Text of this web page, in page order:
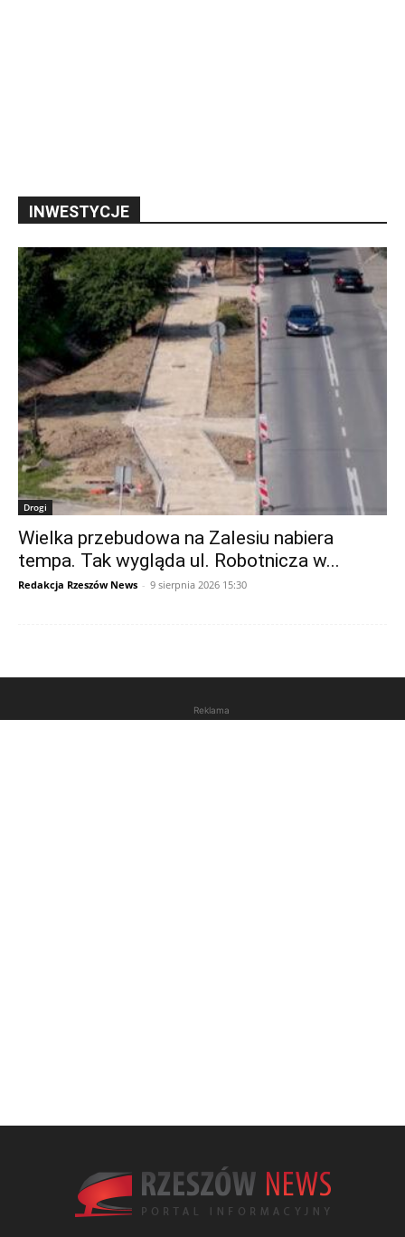
INWESTYCJE
Drogi
Wielka przebudowa na Zalesiu nabiera
tempa. Tak wygląda ul. Robotnicza w...
Redakcja Rzeszów News - 9 sierpnia 2026 15:30
Reklama